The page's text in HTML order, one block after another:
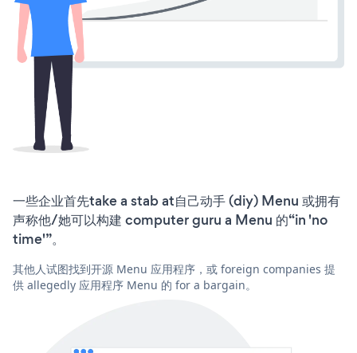
一些企业首先take a stab at自己动手 (diy) Menu 或拥有
声称他/她可以构建 computer guru a Menu 的“in 'no
time'”。
其他人试图找到开源 Menu 应用程序，或 foreign companies 提
供 allegedly 应用程序 Menu 的 for a bargain。